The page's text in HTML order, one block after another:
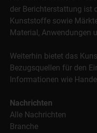
der Berichterstattung ist
Kunststoffe sowie
Material, Anwendungen
Weiterhin bietet das
Bezugsquellen für den
Informationen wie
Nachrichten
Alle Nachrichten
Branche